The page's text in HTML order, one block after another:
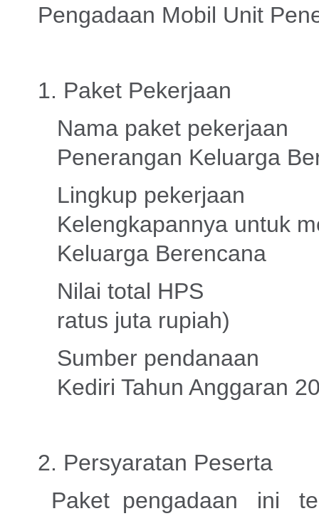
Pengadaan Mobil Unit
1. Paket Pekerjaan
Nama paket
Penerangan Keluarga
Lingkup pekerjaan :
Kelengkapannya untuk
Keluarga Berencana
Nilai total HPS :
ratus juta rupiah)
Sumber pendanaan
Kediri Tahun Anggaran
2. Persyaratan Peserta
Paket pengadaan ini